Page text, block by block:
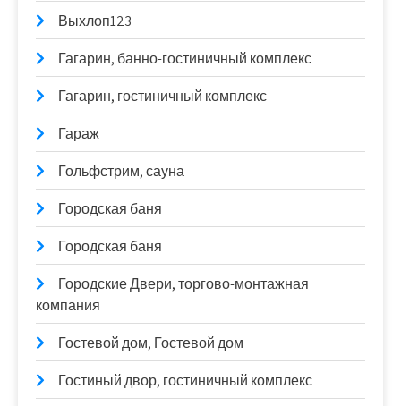
Выхлоп123
Гагарин, банно-гостиничный комплекс
Гагарин, гостиничный комплекс
Гараж
Гольфстрим, сауна
Городская баня
Городская баня
Городские Двери, торгово-монтажная
компания
Гостевой дом, Гостевой дом
Гостиный двор, гостиничный комплекс